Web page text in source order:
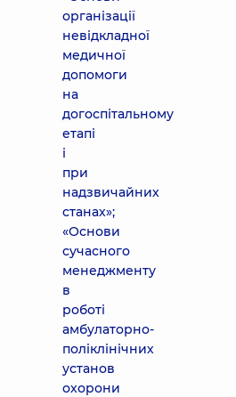
організації
невідкладної
медичної
допомоги
на
догоспітальному
етапі
і
при
надзвичайних
станах»;
«Основи
сучасного
менеджменту
в
роботі
амбулаторно-
поліклінічних
установ
охорони